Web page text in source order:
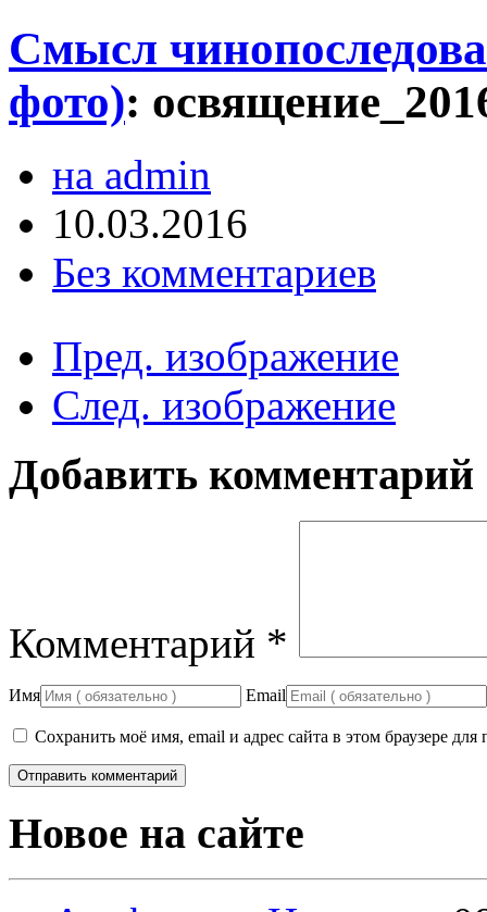
Смысл
фото):
на admin
10.03.2016
Без комментариев
Пред. изображение
След. изображение
Добавить комментарий
Комментарий *
Имя Email
Сохранить моё имя, email и адрес сайта в этом браузере
Новое на сайте